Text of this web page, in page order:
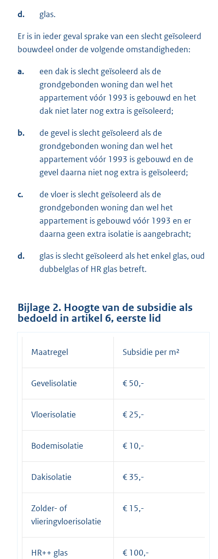
d. glas.
Er is in ieder geval sprake van een slecht geïsoleerd
bouwdeel onder de volgende omstandigheden:
a.
een dak is slecht geïsoleerd als de
grondgebonden woning dan wel het
appartement vóór 1993 is gebouwd en het
dak niet later nog extra is geïsoleerd;
b.
de gevel is slecht geïsoleerd als de
grondgebonden woning dan wel het
appartement vóór 1993 is gebouwd en de
gevel daarna niet nog extra is geïsoleerd;
c.
de vloer is slecht geïsoleerd als de
grondgebonden woning dan wel het
appartement is gebouwd vóór 1993 en er
daarna geen extra isolatie is aangebracht;
d.
glas is slecht geïsoleerd als het enkel glas, oud
dubbelglas of HR glas betreft.
Bijlage 2. Hoogte van de subsidie als
bedoeld in artikel 6, eerste lid
Maatregel Subsidie per m²
Gevelisolatie € 50,-
Vloerisolatie € 25,-
Bodemisolatie € 10,-
Dakisolatie € 35,-
Zolder- of
vlieringvloerisolatie
€ 15,-
HR++ glas € 100,-